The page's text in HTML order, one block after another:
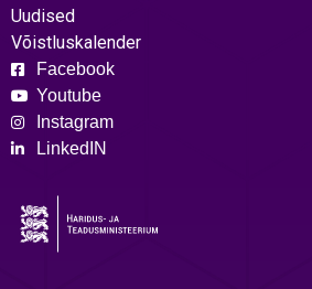
Uudised
Võistluskalender
Facebook
Youtube
Instagram
LinkedIN